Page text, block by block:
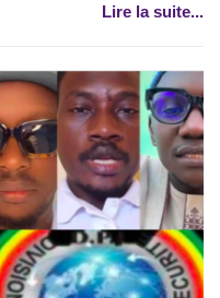
Lire la suite...